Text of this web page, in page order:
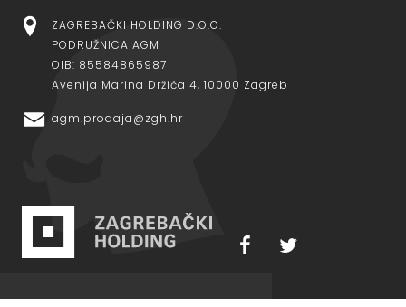
ZAGREBAČKI HOLDING D.O.O.
PODRUŽNICA AGM
OIB: 85584865987
Avenija Marina Držića 4, 10000 Zagreb
agm.prodaja@zgh.hr